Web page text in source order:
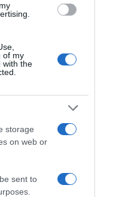
of my
with the
storage
on web or
sent to